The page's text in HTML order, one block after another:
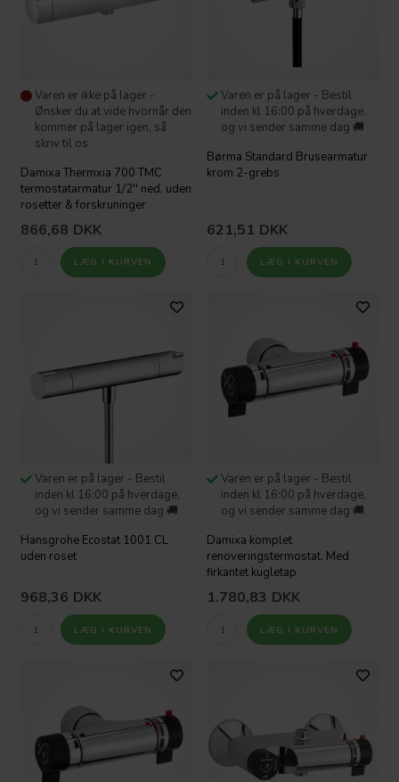
Varen er ikke på lager -
Ønsker du at vide hvornår den
kommer på lager igen, så
skriv til os
Damixa Thermxia 700 TMC
termostatarmatur 1/2'' ned, uden
rosetter & forskruninger
866,68 DKK
Varen er på lager - Bestil
inden kl 16:00 på hverdage,
og vi sender samme dag 🚚
Børma Standard Brusearmatur
krom 2-grebs
621,51 DKK
Varen er på lager - Bestil
inden kl 16:00 på hverdage,
og vi sender samme dag 🚚
Hansgrohe Ecostat 1001 CL
uden roset
968,36 DKK
Varen er på lager - Bestil
inden kl 16:00 på hverdage,
og vi sender samme dag 🚚
Damixa komplet
renoveringstermostat. Med
firkantet kugletap
1.780,83 DKK